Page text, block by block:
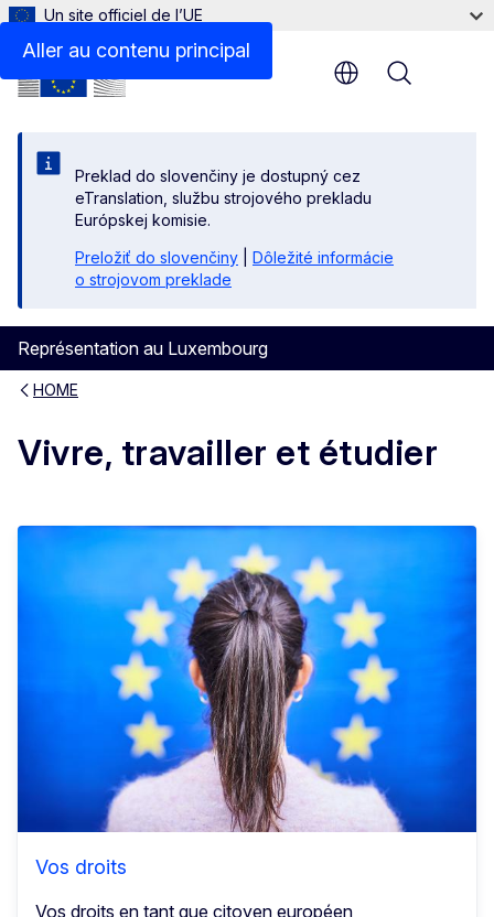
Aller au contenu principal
Un site officiel de l’UE
Preklad do slovenčiny je dostupný cez
eTranslation, službu strojového prekladu
Európskej komisie.
Preložiť do slovenčiny
Dôležité informácie
o strojovom preklade
Représentation au Luxembourg
Menu
HOME
Vivre, travailler et étudier
Vos droits
Vos droits en tant que citoyen européen